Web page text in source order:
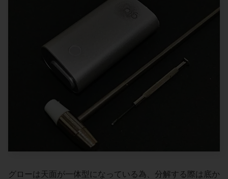
グローは天面が一体型になっている為、分解する際は底か